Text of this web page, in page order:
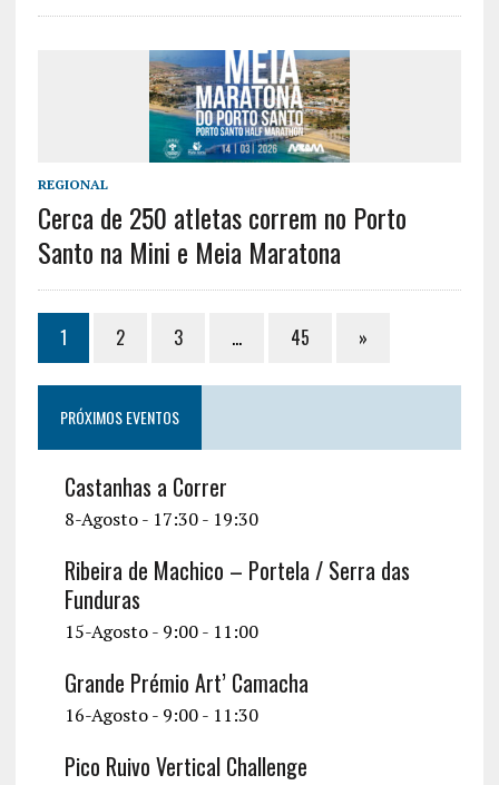
REGIONAL
Cerca de 250 atletas correm no Porto
Santo na Mini e Meia Maratona
1 2 3 … 45 »
PRÓXIMOS EVENTOS
Castanhas a Correr
8-Agosto - 17:30- 19:30
Ribeira de Machico – Portela / Serra das
Funduras
15-Agosto - 9:00- 11:00
Grande Prémio Art’ Camacha
16-Agosto - 9:00- 11:30
Pico Ruivo Vertical Challenge